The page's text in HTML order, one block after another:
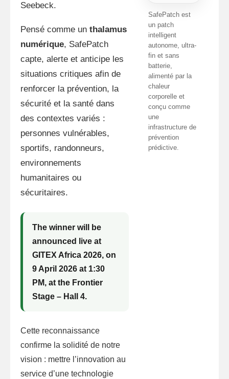
Seebeck.
Pensé comme un thalamus
numérique, SafePatch
capte, alerte et anticipe les
situations critiques afin de
renforcer la prévention, la
sécurité et la santé dans
des contextes variés :
personnes vulnérables,
sportifs, randonneurs,
environnements
humanitaires ou
sécuritaires.
The winner will be
announced live at
GITEX Africa 2026, on
9 April 2026 at 1:30
PM, at the Frontier
Stage – Hall 4.
Cette reconnaissance
confirme la solidité de notre
vision : mettre l’innovation au
service d’une technologie
SafePatch est
un patch
intelligent
autonome, ultra-
fin et sans
batterie,
alimenté par la
chaleur
corporelle et
conçu comme
une
infrastructure de
prévention
prédictive.